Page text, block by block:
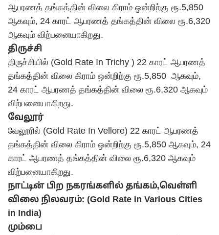
ஆபரணத் தங்கத்தின் விலை கிராம் ஒன்றிற்கு ரூ.5,850
ஆகவும், 24 காரட் ஆபரணத் தங்கத்தின் விலை ரூ.6,320
ஆகவும் விற்பனையாகிறது.
திருச்சி
திருச்சியில் (Gold Rate In Trichy ) 22 காரட் ஆபரணத்
தங்கத்தின் விலை கிராம் ஒன்றிற்கு ரூ.5,850 ஆகவும்,
24 காரட் ஆபரணத் தங்கத்தின் விலை ரூ.6,320 ஆகவும்
விற்பனையாகிறது.
வேலூர்
வேலூரில் (Gold Rate In Vellore) 22 காரட் ஆபரணத்
தங்கத்தின் விலை கிராம் ஒன்றிற்கு ரூ.5,850 ஆகவும், 24
காரட் ஆபரணத் தங்கத்தின் விலை ரூ.6,320 ஆகவும்
விற்பனையாகிறது.
நாட்டின் பிற நகரங்களில் தங்கம்,வெள்ளி
விலை நிலவரம்: (Gold Rate in Various Cities
in India)
மும்பை